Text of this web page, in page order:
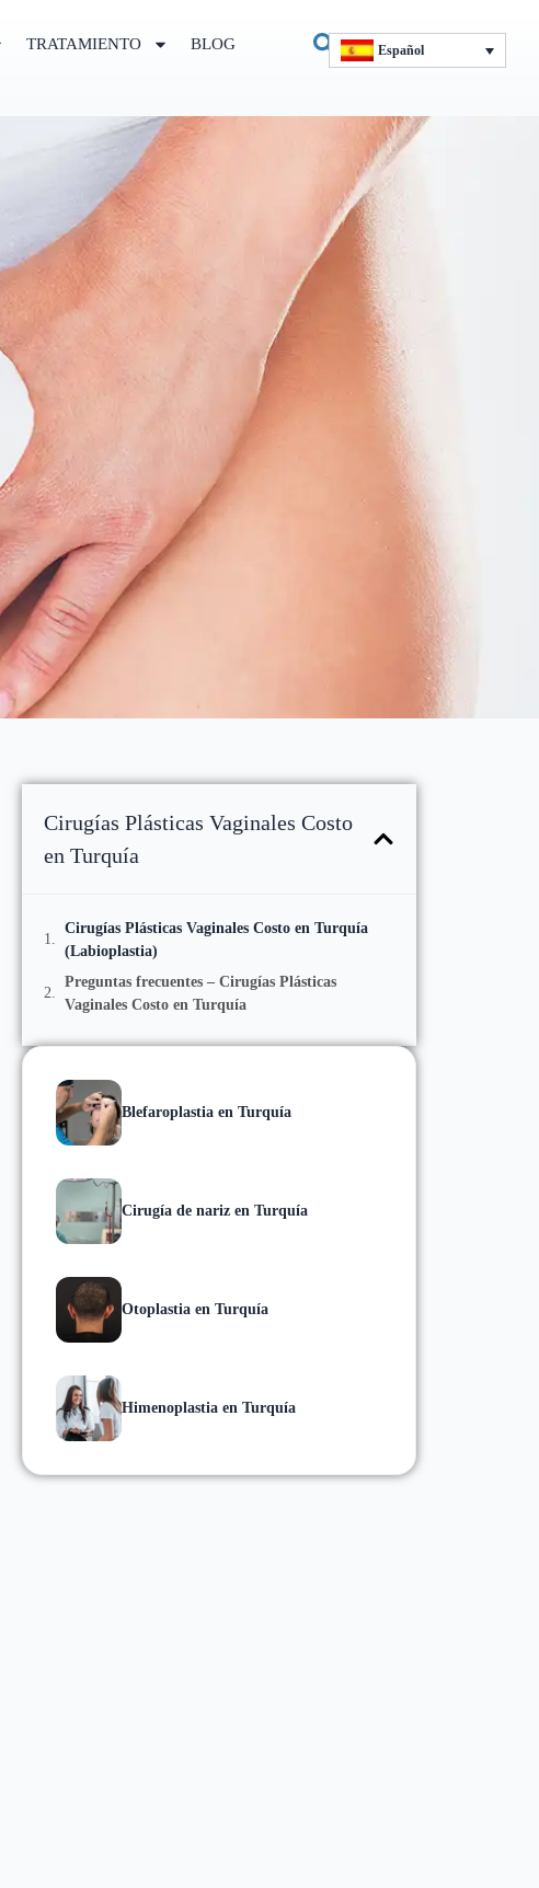
TRATAMIENTO
BLOG
Español
Cirugías Plásticas Vaginales Costo
en Turquía
Cirugías Plásticas Vaginales Costo en Turquía
(Labioplastia)
Preguntas frecuentes – Cirugías Plásticas
Vaginales Costo en Turquía
Blefaroplastia en Turquía
Cirugía de nariz en Turquía
Otoplastia en Turquía
Himenoplastia en Turquía